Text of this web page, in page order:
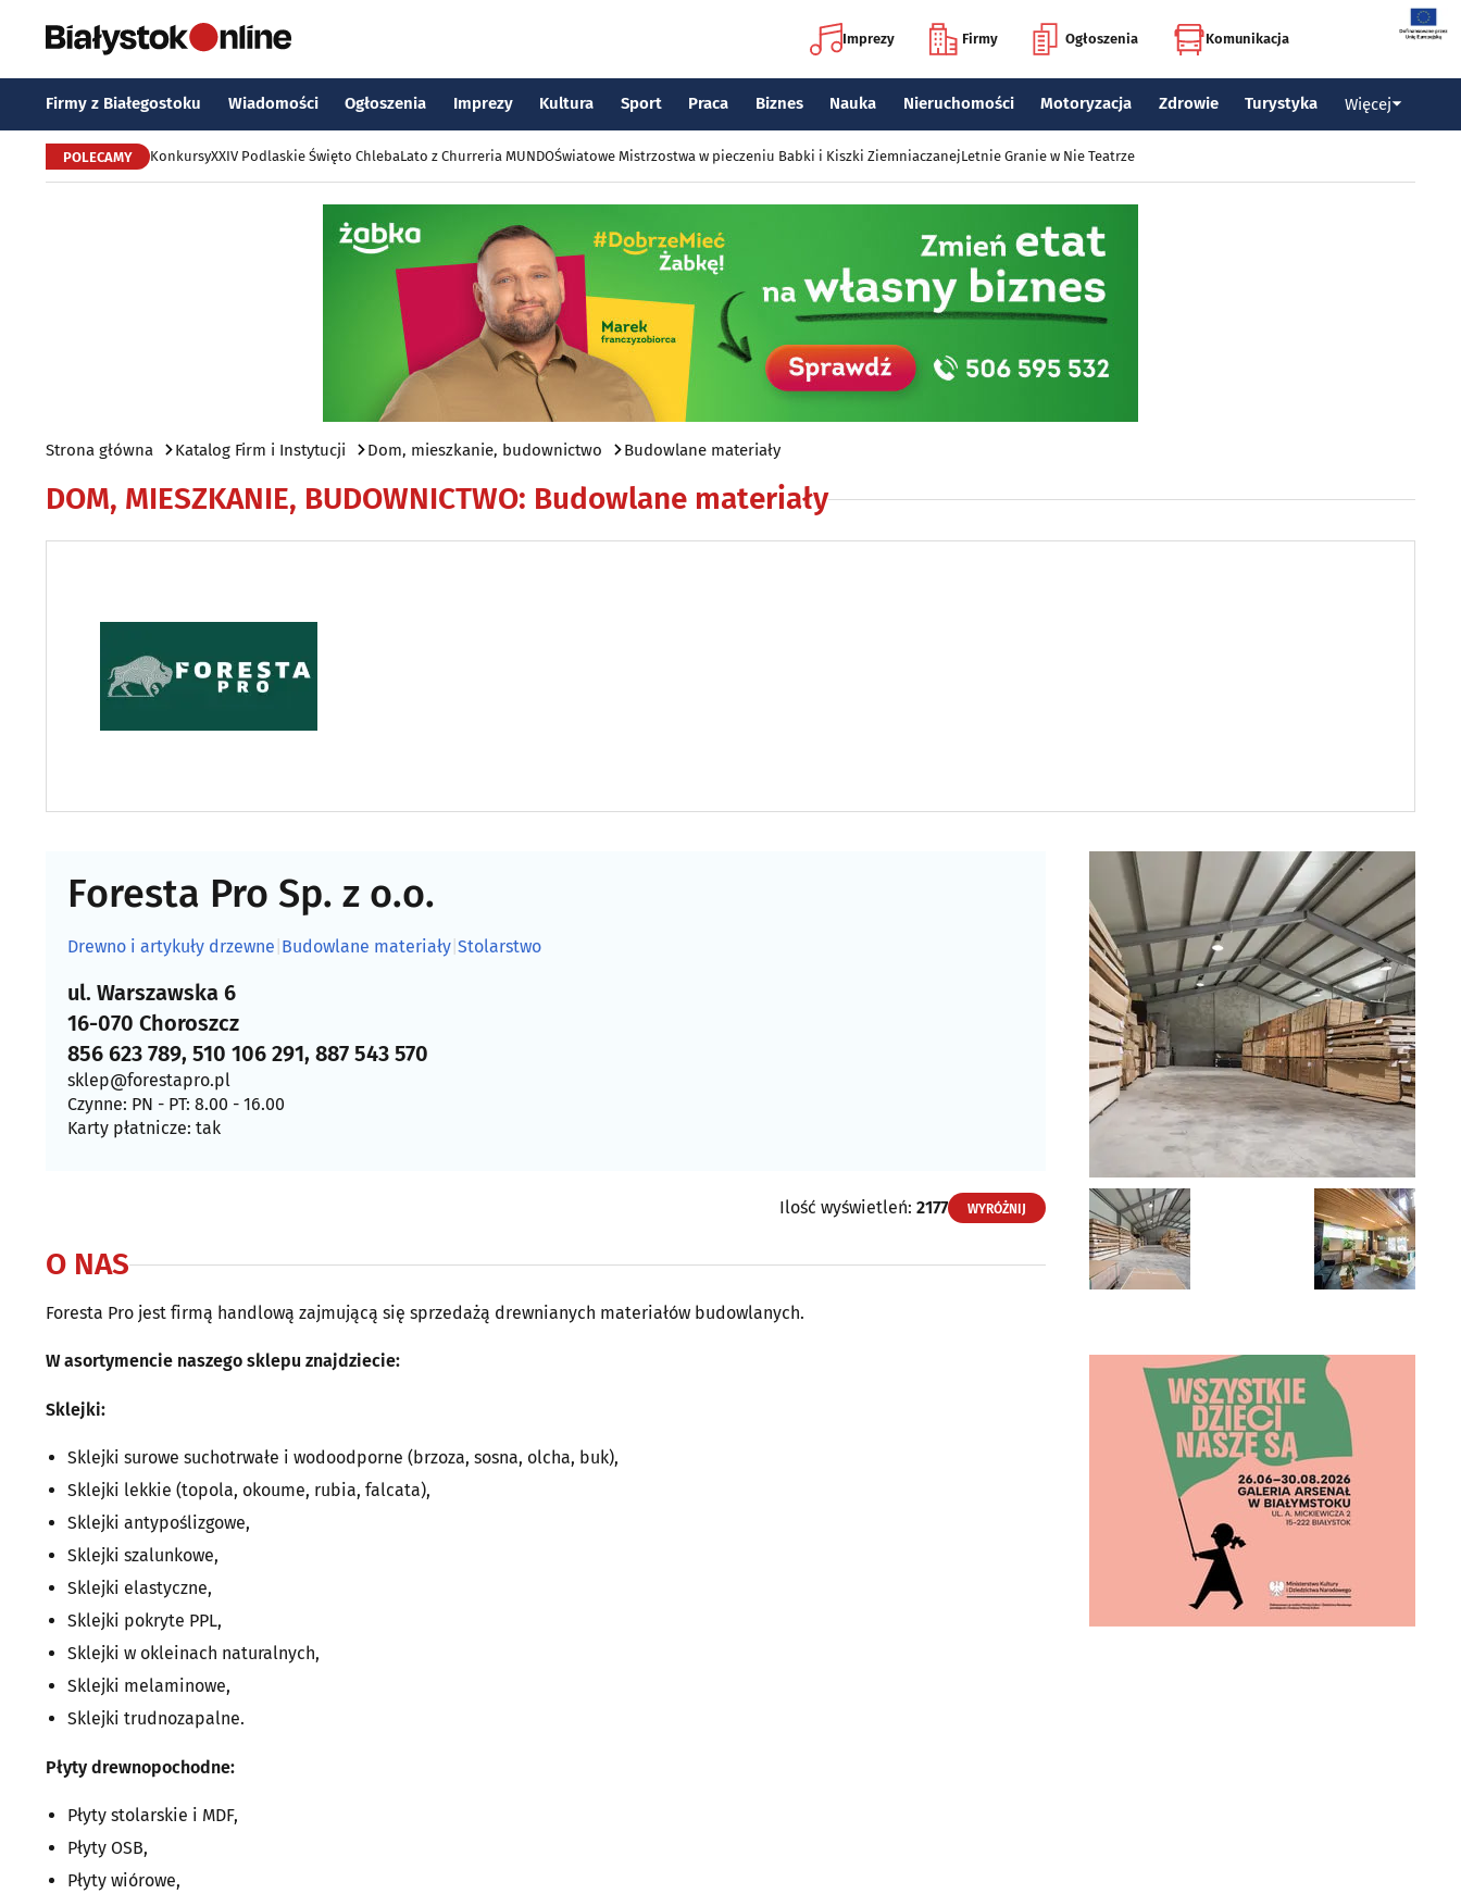
Imprezy Firmy Ogłoszenia Komunikacja
Firmy z Białegostoku Wiadomości Ogłoszenia Imprezy Kultura Sport Praca Biznes Nauka Nieruchomości Motoryzacja Zdrowie Turystyka Więcej
POLECAMY KonkursyXXIV Podlaskie Święto ChlebaLato z Churreria MUNDOŚwiatowe Mistrzostwa w pieczeniu Babki i Kiszki ZiemniaczanejLetnie Granie w Nie Teatrze
Strona główna Katalog Firm i Instytucji Dom, mieszkanie, budownictwo Budowlane materiały
DOM, MIESZKANIE, BUDOWNICTWO: Budowlane materiały
Foresta Pro Sp. z o.o.
Drewno i artykuły drzewne Budowlane materiały Stolarstwo
ul. Warszawska 6
16-070 Choroszcz
856 623 789, 510 106 291, 887 543 570
sklep@forestapro.pl
Czynne: PN - PT: 8.00 - 16.00
Karty płatnicze: tak
Ilość wyświetleń: 2177 WYRÓŻNIJ
O NAS
Foresta Pro jest firmą handlową zajmującą się sprzedażą drewnianych materiałów budowlanych.
W asortymencie naszego sklepu znajdziecie:
Sklejki:
Sklejki surowe suchotrwałe i wodoodporne (brzoza, sosna, olcha, buk),
Sklejki lekkie (topola, okoume, rubia, falcata),
Sklejki antypoślizgowe,
Sklejki szalunkowe,
Sklejki elastyczne,
Sklejki pokryte PPL,
Sklejki w okleinach naturalnych,
Sklejki melaminowe,
Sklejki trudnozapalne.
Płyty drewnopochodne:
Płyty stolarskie i MDF,
Płyty OSB,
Płyty wiórowe,
Foresta Pro Sp. z o.o.
ul. Warszawska 6
16-070 Choroszcz